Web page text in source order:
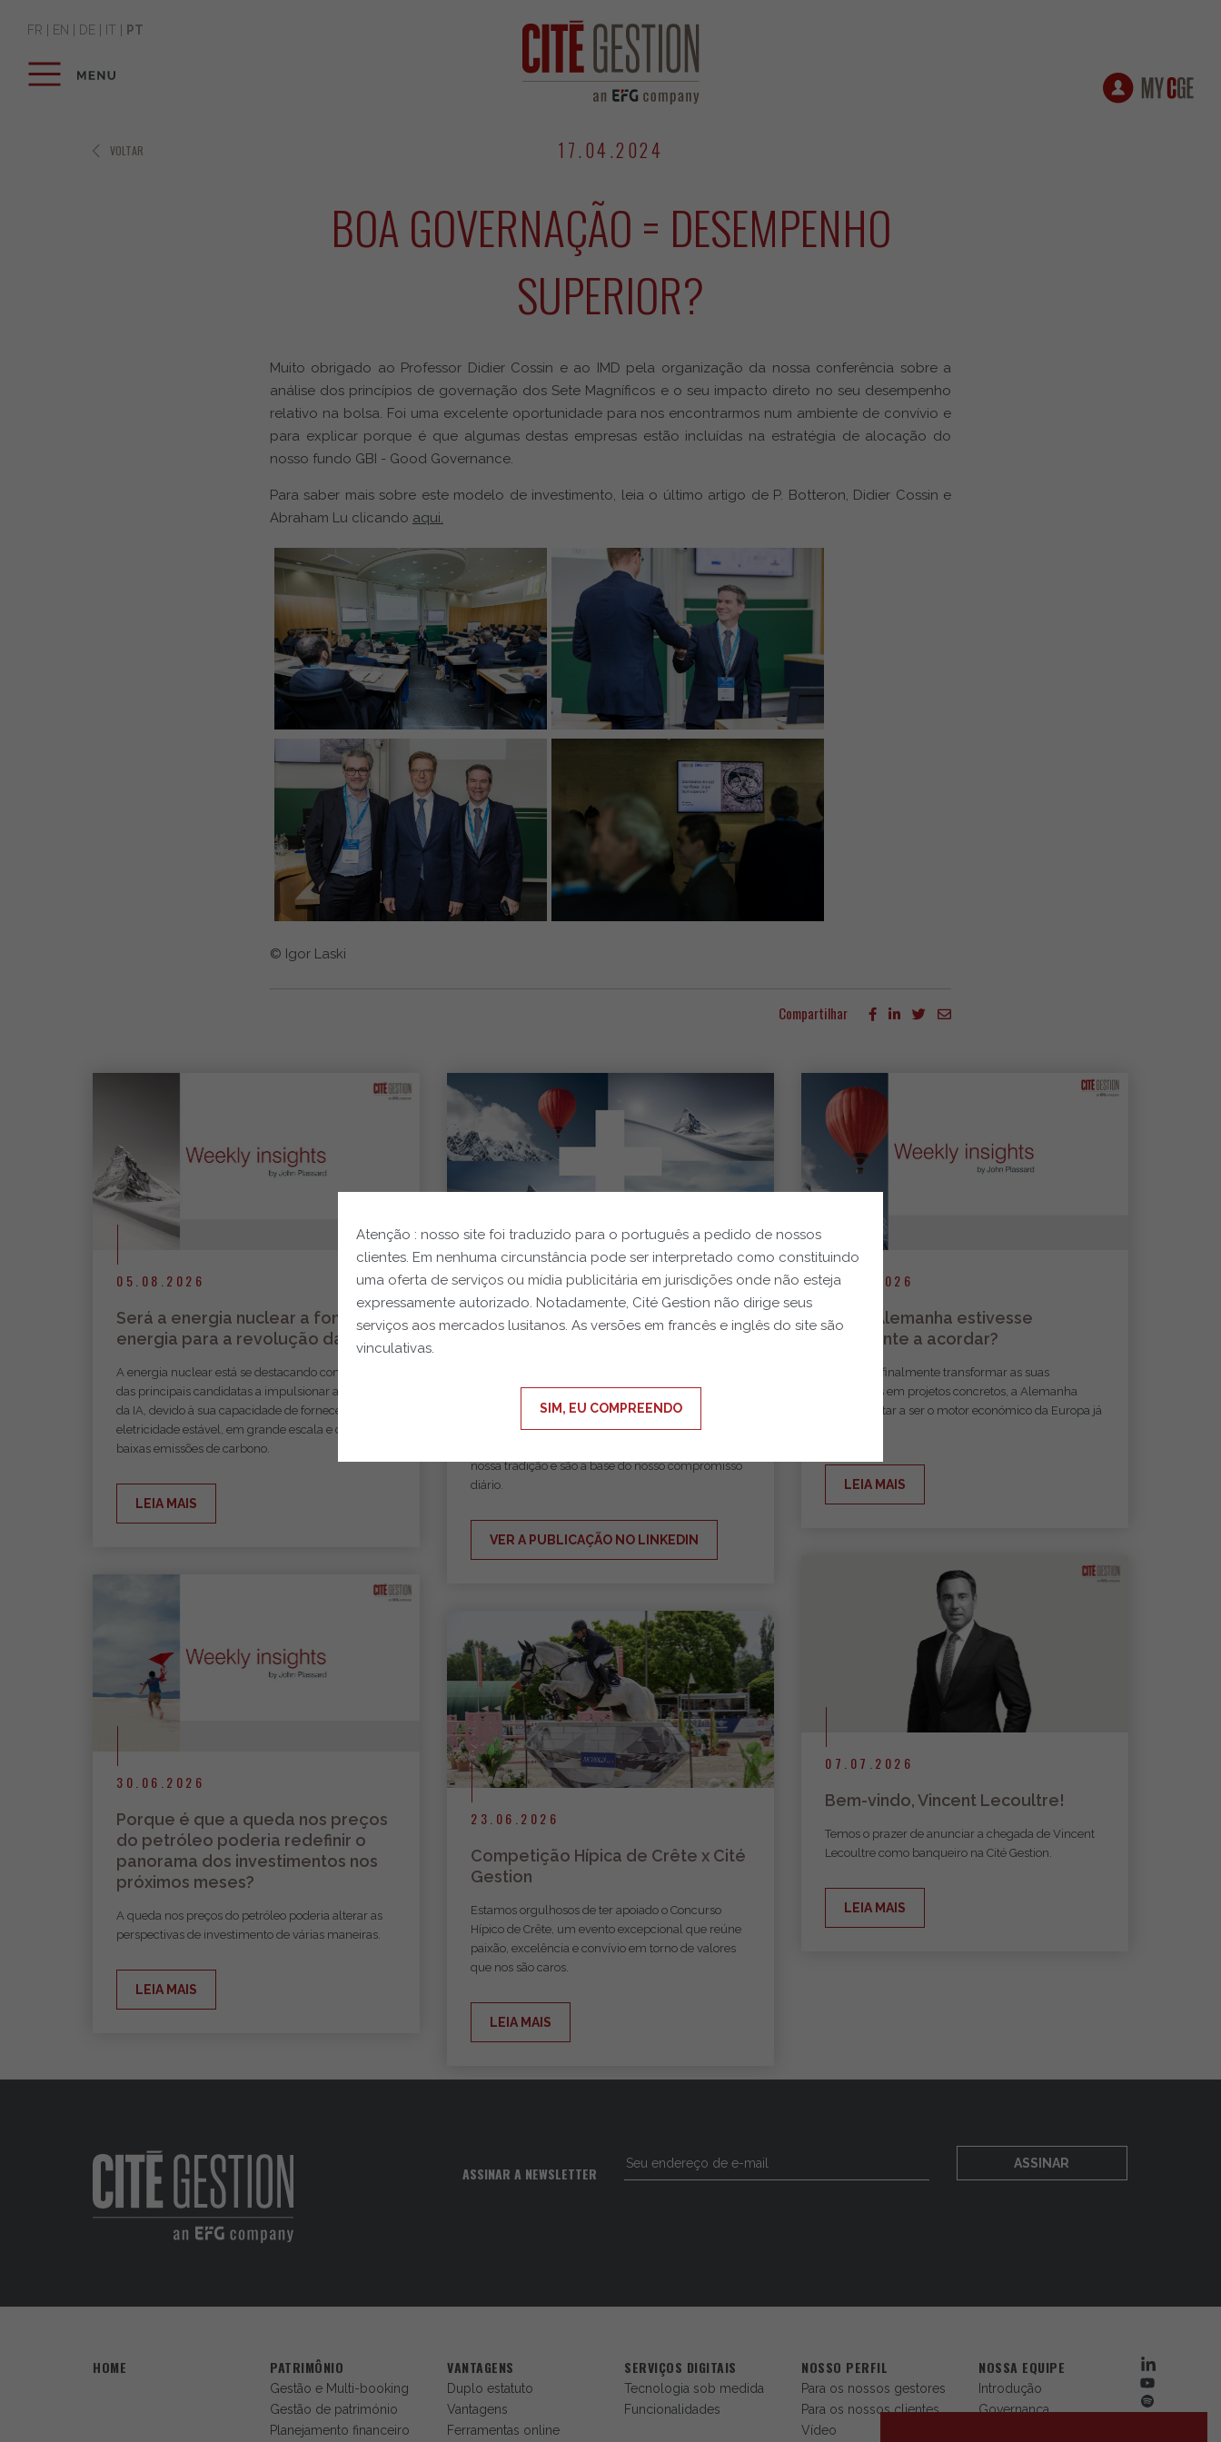
FR EN DE IT PT
17.04.2024
BOA GOVERNAÇÃO = DESEMPENHO
SUPERIOR?
Muito obrigado ao Professor Didier Cossin e ao IMD pela organização da nossa conferência sobre a
análise dos princípios de governação dos Sete Magníficos e o seu impacto direto no seu desempenho
relativo na bolsa. Foi uma excelente oportunidade para nos encontrarmos num ambiente de convívio e
para explicar porque é que algumas destas empresas estão incluídas na estratégia de alocação do
nosso fundo GBI - Good Governance.
Para saber mais sobre este modelo de investimento, leia o último artigo de P. Botteron, Didier Cossin e
Abraham Lu clicando aqui.
© Igor Laski
Compartilhar
Mais artigos
05.08.2026
Será a energia nuclear a fonte de
energia para a revolução da IA?
A energia nuclear está se destacando como uma
das principais candidatas a impulsionar a revolução
da IA, devido à sua capacidade de fornecer
eletricidade estável, em grande escala e com
baixas emissões de carbono.
LEIA MAIS
01.08.2026
Feliz Dia Nacional da Suíça!
moldaram a Suíça ao longo de gerações: confiança,
confiabilidade e excelência.
nossa tradição e são a base do nosso compromisso
diário.
VER A PUBLICAÇÃO NO LINKEDIN
24.07.2026
E se a Alemanha estivesse
finalmente a acordar?
Se Berlim finalmente transformar as suas
promessas em projetos concretos, a Alemanha
poderá voltar a ser o motor económico da Europa já
LEIA MAIS
07.07.2026
Bem-vindo, Vincent Lecoultre!
Temos o prazer de anunciar a chegada de Vincent
Lecoultre como banqueiro na Cité Gestion.
LEIA MAIS
30.06.2026
Porque é que a queda nos preços
do petróleo poderia redefinir o
panorama dos investimentos nos
próximos meses?
A queda nos preços do petróleo poderia alterar as
perspectivas de investimento de várias maneiras.
LEIA MAIS
23.06.2026
Competição Hípica de Crête x Cité
Gestion
Estamos orgulhosos de ter apoiado o Concurso
Hípico de Crête, um evento excepcional que reúne
paixão, excelência e convívio em torno de valores
que nos são caros.
LEIA MAIS
VOLTAR
ASSINAR A NEWSLETTER
ASSINAR
HOME PATRIMÔNIO
Gestão e Multi-booking
Gestão de património
Planejamento financeiro
VANTAGENS
Duplo estatuto
Vantagens
Ferramentas online
SERVIÇOS DIGITAIS
Tecnologia sob medida
Funcionalidades
NOSSO PERFIL
Para os nossos gestores
Para os nossos clientes
Vídeo
NOSSA EQUIPE
Introdução
Governança
Atenção : nosso site foi traduzido para o português a pedido de nossos
clientes. Em nenhuma circunstância pode ser interpretado como constituindo
uma oferta de serviços ou mídia publicitária em jurisdições onde não esteja
expressamente autorizado. Notadamente, Cité Gestion não dirige seus
serviços aos mercados lusitanos. As versões em francês e inglês do site são
vinculativas.
SIM, EU COMPREENDO